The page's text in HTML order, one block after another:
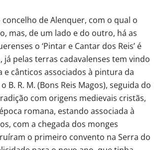
de Alenquer, com o qual o
mas, de um lado e do outro, há as
o ‘Pintar e Cantar dos Reis’ é
pelas terras cadavalenses tem vindo
cânticos associados à pintura da
R. M. (Bons Reis Magos), seguida do
com origens medievais cristãs,
romana, estando associada à
com a chegada dos monges
o primeiro convento na Serra do